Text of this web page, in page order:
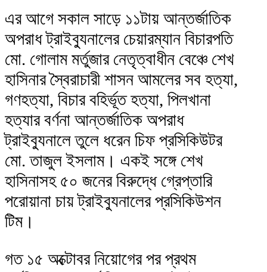
এর আগে সকাল সাড়ে ১১টায় আন্তর্জাতিক
অপরাধ ট্রাইব্যুনালের চেয়ারম্যান বিচারপতি
মো. গোলাম মর্তুজার নেতৃত্বাধীন বেঞ্চে শেখ
হাসিনার স্বৈরাচারী শাসন আমলের সব হত্যা,
গণহত্যা, বিচার বহির্ভূত হত্যা, পিলখানা
হত্যার বর্ণনা আন্তর্জাতিক অপরাধ
ট্রাইব্যুনালে তুলে ধরেন চিফ প্রসিকিউটর
মো. তাজুল ইসলাম। একই সঙ্গে শেখ
হাসিনাসহ ৫০ জনের বিরুদ্ধে গ্রেপ্তারি
পরোয়ানা চায় ট্রাইব্যুনালের প্রসিকিউশন
টিম।
গত ১৫ অক্টোবর নিয়োগের পর প্রথম